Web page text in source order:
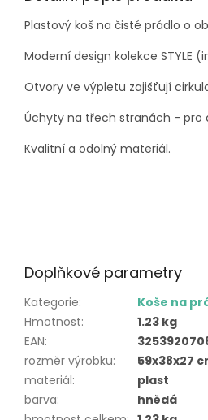
Plastový koš na čisté prádlo o
Moderní design kolekce STYLE
Otvory ve výpletu zajišťují
Úchyty na třech stranách - pro
Kvalitní a odolný materiál.
Doplňkové parametry
Kategorie:
Koše na
Hmotnost:
1.23 kg
EAN:
rozměr výrobku:
59x38x27
materiál:
plast
barva:
hnědá